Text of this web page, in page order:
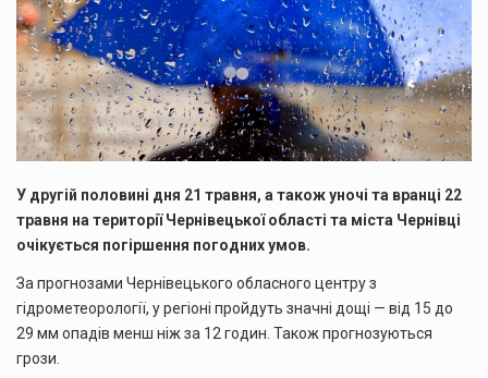
У другій половині дня 21 травня, а також уночі та вранці 22
травня на території Чернівецької області та міста Чернівці
очікується погіршення погодних умов.
За прогнозами Чернівецького обласного центру з
гідрометеорології, у регіоні пройдуть значні дощі — від 15 до
29 мм опадів менш ніж за 12 годин. Також прогнозуються
грози.